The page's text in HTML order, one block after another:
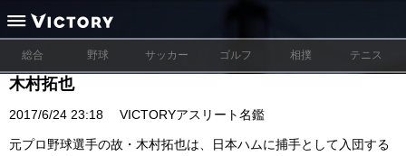
総合 野球 サッカー ゴルフ 相撲 テニス
木村拓也
2017/6/24 23:18 VICTORYアスリート名鑑
元プロ野球選手の故・木村拓也は、日本ハムに捕手として入団する